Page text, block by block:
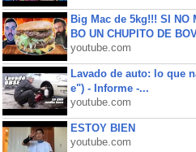
Big Mac de 5kg!!! SI NO
BO UN CHUPITO DE
youtube.com
Lavado de auto: lo que
e") - Informe -...
youtube.com
ESTOY BIEN
youtube.com